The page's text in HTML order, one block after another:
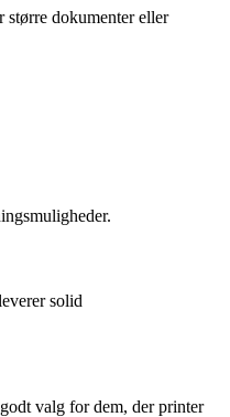
dokumenter eller
solid
valg for dem, der printer